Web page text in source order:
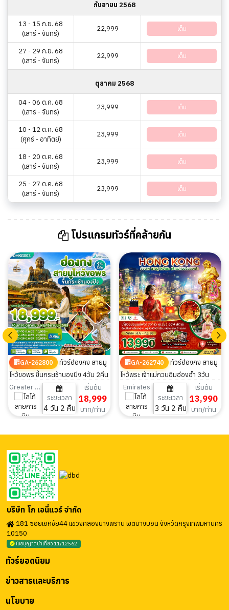
กันยายน 2568
13 - 15 ก.ย. 68
(เสาร์ - จันทร์)
22,999 เต็ม
27 - 29 ก.ย. 68
(เสาร์ - จันทร์)
22,999 เต็ม
ตุลาคม 2568
04 - 06 ต.ค. 68
(เสาร์ - จันทร์)
23,999 เต็ม
10 - 12 ต.ค. 68
(ศุกร์ - อาทิตย์)
23,999 เต็ม
18 - 20 ต.ค. 68
(เสาร์ - จันทร์)
23,999 เต็ม
25 - 27 ต.ค. 68
(เสาร์ - จันทร์)
23,999 เต็ม
โปรแกรมทัวร์ที่คล้ายกัน
GA-262800
ทัวร์ฮ่องกง สายมู
ไหว้ขอพร ขึ้นกระเช้านองปิง 4วัน 2คืน
Greater Bay Airlines
ระยะเวลา
4 วัน 2 คืน
เริ่มต้น
18,999
บาท/ท่าน
GA-262740
ทัวร์ฮ่องกง สายมู
ไหว้พระ เจ้าแม่กวนอิมฮ่องฮำ 3วัน
2คืน
Emirates
ระยะเวลา
3 วัน 2 คืน
เริ่มต้น
13,990
บาท/ท่าน
บริษัท โก เอนี่แวร์ จำกัด
181 ซอยเอกชัย44 แขวงคลองบางพราน เขตบางบอน จังหวัดกรุงเทพมหานคร
10150
ใบอนุญาตนำเที่ยว 11/12562
นโยบาย
ข่าวสารและบริการ
ทัวร์ยอดนิยม